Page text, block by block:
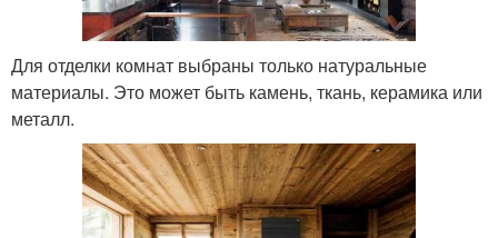
Для отделки комнат выбраны только натуральные
материалы. Это может быть камень, ткань, керамика или
металл.